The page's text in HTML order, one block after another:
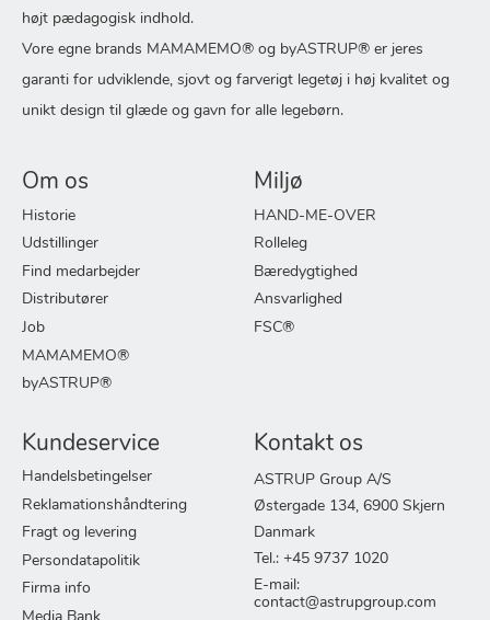
højt pædagogisk indhold.
Vore egne brands MAMAMEMO® og byASTRUP® er jeres
garanti for udviklende, sjovt og farverigt legetøj i høj kvalitet og
unikt design til glæde og gavn for alle legebørn.
Om os
Historie
Udstillinger
Find medarbejder
Distributører
Job
MAMAMEMO®
byASTRUP®
Miljø
HAND-ME-OVER
Rolleleg
Bæredygtighed
Ansvarlighed
FSC®
Kundeservice
Handelsbetingelser
Reklamationshåndtering
Fragt og levering
Persondatapolitik
Firma info
Kontakt os
ASTRUP Group A/S
Østergade 134, 6900 Skjern
Danmark
Tel.: +45 9737 1020
E-mail:
contact@astrupgroup.com